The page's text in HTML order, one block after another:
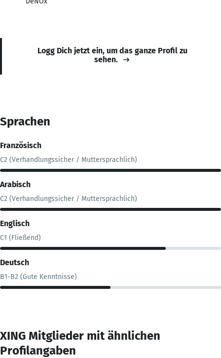
Logg Dich jetzt ein, um das ganze Profil zu
sehen.
Sprachen
Französisch
C2 (Verhandlungssicher / Muttersprachlich)
Arabisch
C2 (Verhandlungssicher / Muttersprachlich)
Englisch
C1 (Fließend)
Deutsch
B1-B2 (Gute Kenntnisse)
XING Mitglieder mit ähnlichen
Profilangaben